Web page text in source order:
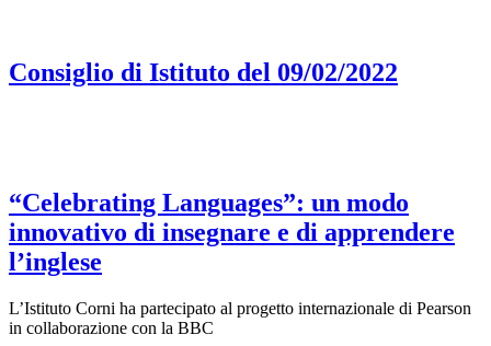
Consiglio di Istituto del 09/02/2022
“Celebrating Languages”: un modo
innovativo di insegnare e di apprendere
l’inglese
L’Istituto Corni ha partecipato al progetto internazionale di Pearson
in collaborazione con la BBC